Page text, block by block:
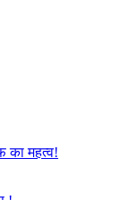
का महत्व!